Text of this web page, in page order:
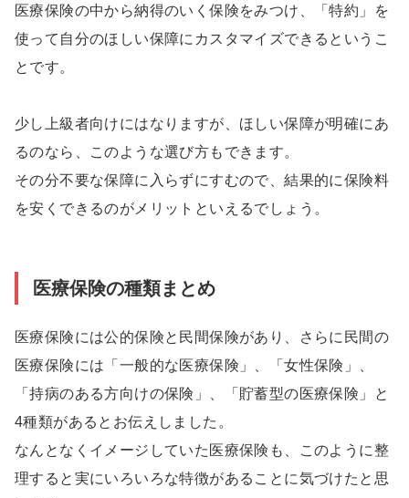
医療保険の中から納得のいく保険をみつけ、「特約」を
使って自分のほしい保障にカスタマイズできるというこ
とです。
少し上級者向けにはなりますが、ほしい保障が明確にあ
るのなら、このような選び方もできます。
その分不要な保障に入らずにすむので、結果的に保険料
を安くできるのがメリットといえるでしょう。
医療保険の種類まとめ
医療保険には公的保険と民間保険があり、さらに民間の
医療保険には「一般的な医療保険」、「女性保険」、
「持病のある方向けの保険」、「貯蓄型の医療保険」と
4種類があるとお伝えしました。
なんとなくイメージしていた医療保険も、このように整
理すると実にいろいろな特徴があることに気づけたと思